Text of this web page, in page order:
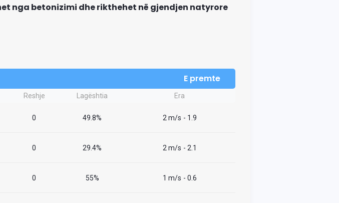
nga betonizimi dhe rikthehet në gjendjen natyrore
E premte
Reshje Lagështia Era
0 49.8% 2 m/s - 1.9
0 29.4% 2 m/s - 2.1
0 55% 1 m/s - 0.6